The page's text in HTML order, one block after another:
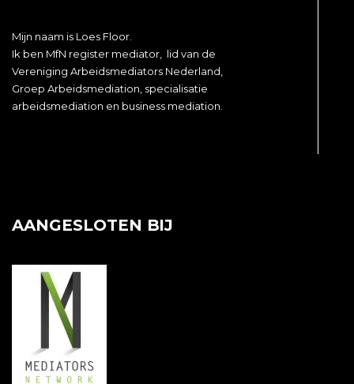
Mijn naam is Loes Floor.
Ik ben MfN register mediator, lid van de
Vereniging Arbeidsmediators Nederland,
Groep Arbeidsmediation, specialisatie
arbeidsmediation en business mediation.
AANGESLOTEN BIJ